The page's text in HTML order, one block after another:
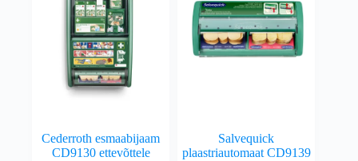
Cederroth esmaabijaam
CD9130 ettevõttele
Salvequick
plaastriautomaat CD9139